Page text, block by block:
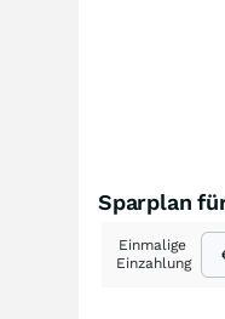
Sparplan
Einmalige
Einzahlung